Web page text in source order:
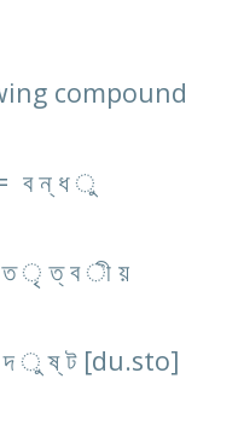
compound
ব ন্ ধ
ত্ ব ী য়
ষ্ ট [du.sto]